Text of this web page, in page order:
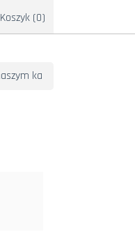
Koszyk (0)